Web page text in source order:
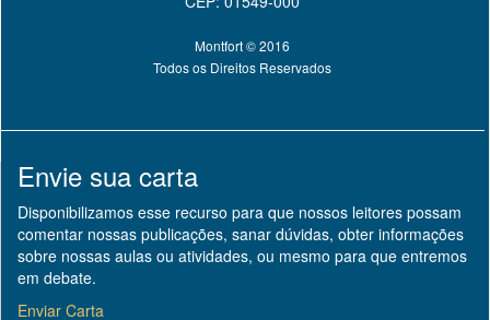
Montfort © 2016
Todos os Direitos Reservados
Envie sua carta
Disponibilizamos esse recurso para que nossos leitores possam
comentar nossas publicações, sanar dúvidas, obter informações
sobre nossas aulas ou atividades, ou mesmo para que entremos
em debate.
Enviar Carta